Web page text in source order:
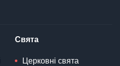
Свята
Церковні свята